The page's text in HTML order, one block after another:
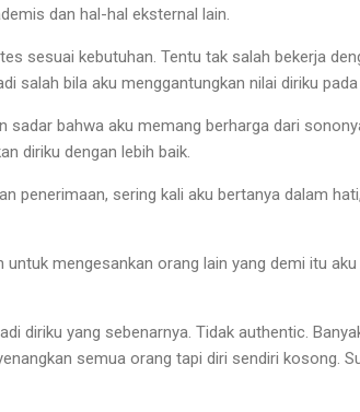
dan hal-hal eksternal lain.
sesuai kebutuhan. Tentu tak salah bekerja
salah bila aku menggantungkan nilai diriku pada
sadar bahwa aku memang berharga dari
diriku dengan lebih baik.
penerimaan, sering kali aku bertanya dalam
mengesankan orang lain yang demi itu
diriku yang sebenarnya. Tidak authentic.
semua orang tapi diri sendiri kosong.